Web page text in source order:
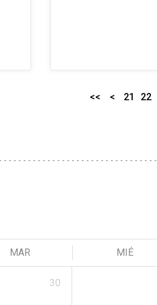
<< < 21 22
MAR MIÉ
30